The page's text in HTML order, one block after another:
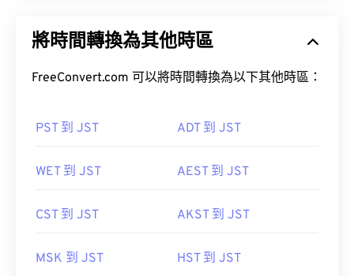
將時間轉換為其他時區
FreeConvert.com 可以將時間轉換為以下其他時區：
PST 到 JST ADT 到 JST
WET 到 JST AEST 到 JST
CST 到 JST AKST 到 JST
MSK 到 JST HST 到 JST